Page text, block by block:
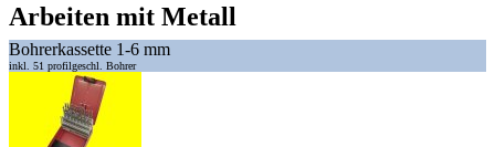
Arbeiten mit Metall
Bohrerkassette 1-6 mm
inkl. 51 profilgeschl. Bohrer